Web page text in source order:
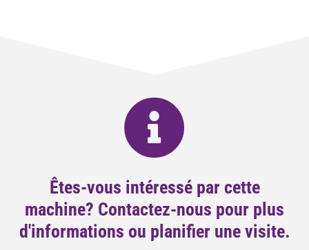
Êtes-vous intéressé par cette
machine? Contactez-nous pour plus
d'informations ou planifier une visite.